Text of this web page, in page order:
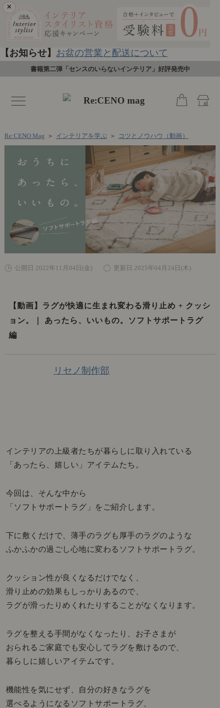
×
【お知らせ】 お盆の営業と配送について
書籍第二弾「センスのいらないインテリア」好評発売中
toggle
navigation
Re:CENO Mag ＞ インテリアを学ぶ ＞ コツとノウハウ（動画）
公開日 2022年11月04日(金) 更新日 2025年04月24日(木)
【動画】ラグが快適に生まれ変わる滑り止め + クッシ
ョン。｜ あったら、いいもの。ソフトサポートラグ
編
リセノ制作部
インテリアの上級者たちが暮らしに取り入れている
「あったら、嬉しい」アイテムたち。
今回は、そんな中から
「ソフトサポートラグ」をご紹介します。
下に敷くだけで、薄手のラグも厚手のラグのような
ふかふかの過ごし心地に変わるソフトサポートラグ。
クッション性が良くなるだけでなく、
滑り止めの効果もしっかりあるので、
ラグが滑ったりめくれたりすることがなくなります。
ラグを整える手間がなくなったり、お子さまが
おられるご家庭でも安心してラグを敷けるので、
暮らしに嬉しいアイテムです。
機能性を気にせず、自分の好きなラグを
選べるようになるソフトサポートラグ、